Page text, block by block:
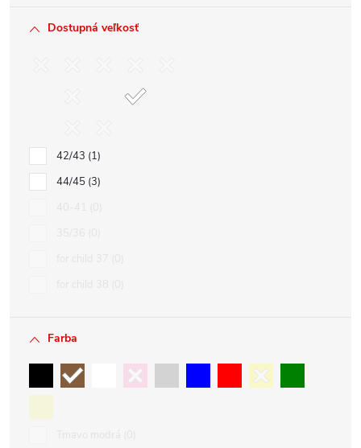
Dostupná veľkosť
42/43 1
44/45 3
Farba